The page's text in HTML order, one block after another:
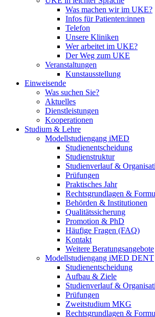
Was machen wir im UKE?
Infos für Patienten:innen
Telefon
Unsere Kliniken
Wer arbeitet im UKE?
Der Weg zum UKE
Veranstaltungen
Kunstausstellung
Einweisende
Was suchen Sie?
Aktuelles
Dienstleistungen
Kooperationen
Studium & Lehre
Modellstudiengang iMED
Studienentscheidung
Studienstruktur
Studienverlauf &
Prüfungen
Praktisches Jahr
Rechtsgrundlagen &
Behörden & Institutionen
Qualitätssicherung
Promotion & PhD
Häufige Fragen (FAQ)
Kontakt
Weitere Beratungsangebote
Modellstudiengang iMED DENT
Studienentscheidung
Aufbau & Ziele
Studienverlauf &
Prüfungen
Zweitstudium MKG
Rechtsgrundlagen &